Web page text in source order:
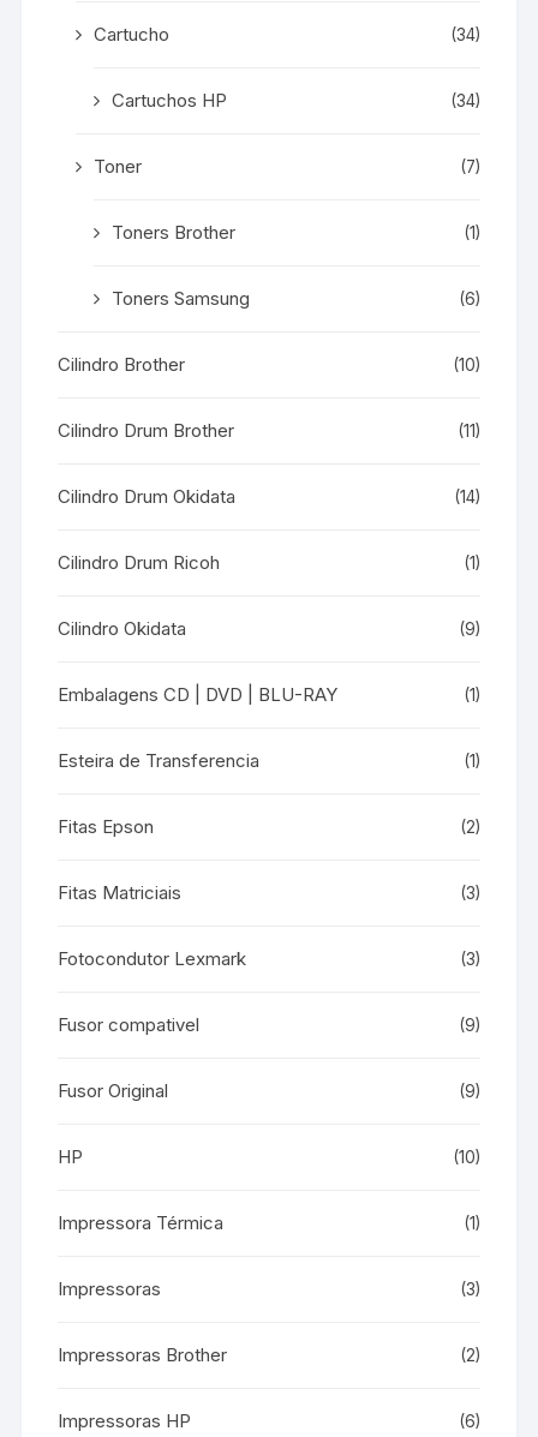
Cartucho (34)
Cartuchos HP (34)
Toner (7)
Toners Brother (1)
Toners Samsung (6)
Cilindro Brother (10)
Cilindro Drum Brother (11)
Cilindro Drum Okidata (14)
Cilindro Drum Ricoh (1)
Cilindro Okidata (9)
Embalagens CD | DVD | BLU-RAY (1)
Esteira de Transferencia (1)
Fitas Epson (2)
Fitas Matriciais (3)
Fotocondutor Lexmark (3)
Fusor compativel (9)
Fusor Original (9)
HP (10)
Impressora Térmica (1)
Impressoras (3)
Impressoras Brother (2)
Impressoras HP (6)